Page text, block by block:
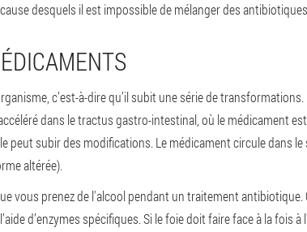
desquels il est impossible de mélanger des
c’est-à-dire qu’il subit une série de
dans le tractus gastro-intestinal, où le médicament
peut subir des modifications. Le médicament circule dans
altérée).
vous prenez de l'alcool pendant un traitement antibiotique.
d’enzymes spécifiques. Si le foie doit faire face à la fois